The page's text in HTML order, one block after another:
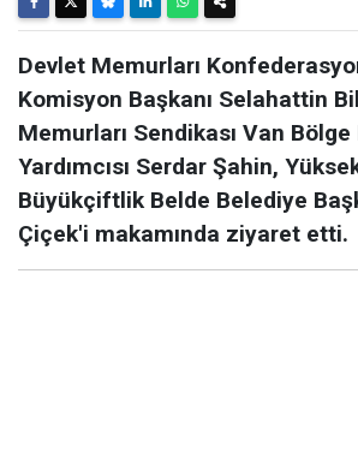
Devlet Memurları
Komisyon Başkanı Selahattin
Memurları Sendikası Van Bölge
Yardımcısı Serdar Şahin,
Büyükçiftlik Belde Belediye
Çiçek'i makamında ziyaret etti.